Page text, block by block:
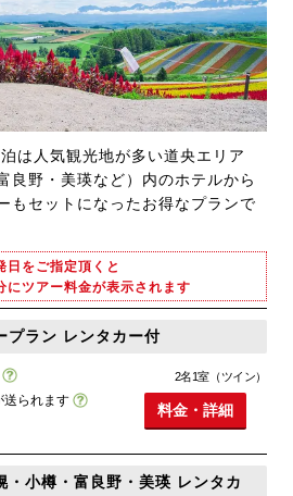
は人気観光地が多い道央エリア
良野・美瑛など）内のホテルから
もセットになったお得なプランで
日をご指定頂くと
にツアー料金が表示されます
プラン レンタカー付
送られます
2名1室（ツイン）
料金・詳細
・小樽・富良野・美瑛 レンタカ